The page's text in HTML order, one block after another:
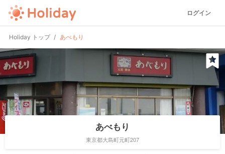
ログイン
Holiday トップ あべもり
あべもり
東京都大島町元町207